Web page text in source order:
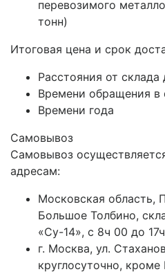
перевозимого
тонн)
Итоговая цена и срок
Расстояния от склада
Времени обращения в
Времени года
Самовывоз
Самовывоз
адресам:
Московская область,
Большое Толбино,
«Су-14», с 8ч 00 до
г. Москва, ул.
круглосуточно, кроме